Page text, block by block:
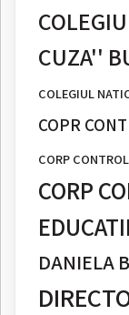
CUZA''
COLEGIUL
COPR
CORP CONTROL
CORP
DANIELA